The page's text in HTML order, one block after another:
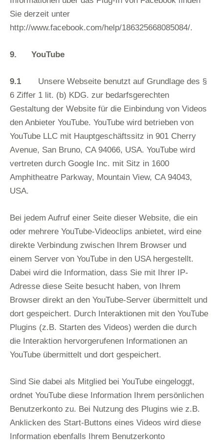
Sie derzeit unter
http://www.facebook.com/help/186325668085084/.
9. YouTube
9.1
Unsere Webseite benutzt auf Grundlage des §
6 Ziffer 1 lit. (b) KDG. zur bedarfsgerechten
Gestaltung der Website für die Einbindung von Videos
den Anbieter YouTube. YouTube wird betrieben von
YouTube LLC mit Hauptgeschäftssitz in 901 Cherry
Avenue, San Bruno, CA 94066, USA. YouTube wird
vertreten durch Google Inc. mit Sitz in 1600
Amphitheatre Parkway, Mountain View, CA 94043,
USA.
Bei jedem Aufruf einer Seite dieser Website, die ein
oder mehrere YouTube-Videoclips anbietet, wird eine
direkte Verbindung zwischen Ihrem Browser und
einem Server von YouTube in den USA hergestellt.
Dabei wird die Information, dass Sie mit Ihrer IP-
Adresse diese Seite besucht haben, von Ihrem
Browser direkt an den YouTube-Server übermittelt und
dort gespeichert. Durch Interaktionen mit den YouTube
Plugins (z.B. Starten des Videos) werden die durch
die Interaktion hervorgerufenen Informationen an
YouTube übermittelt und dort gespeichert.
Sind Sie dabei als Mitglied bei YouTube eingeloggt,
ordnet YouTube diese Information Ihrem persönlichen
Benutzerkonto zu. Bei Nutzung des Plugins wie z.B.
Anklicken des Start-Buttons eines Videos wird diese
Information ebenfalls Ihrem Benutzerkonto